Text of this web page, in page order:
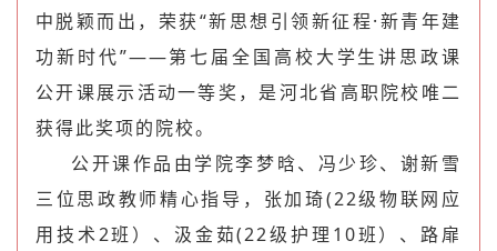
中脱颖而出，荣获“新思想引领新征程·新青年建
功新时代”——第七届全国高校大学生讲思政课
公开课展示活动一等奖，是河北省高职院校唯二
获得此奖项的院校。
公开课作品由学院李梦晗、冯少珍、谢新雪
三位思政教师精心指导，张加琦(22级物联网应
用技术2班）、汲金茹(22级护理10班）、路扉